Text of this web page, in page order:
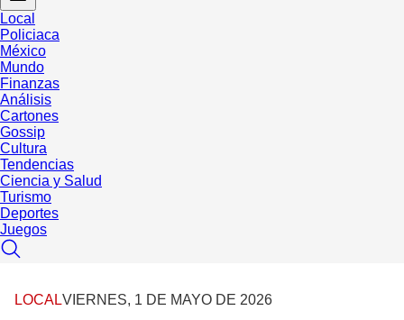
Local
Policiaca
México
Mundo
Finanzas
Análisis
Cartones
Gossip
Cultura
Tendencias
Ciencia y Salud
Turismo
Deportes
Juegos
LOCALVIERNES, 1 DE MAYO DE 2026